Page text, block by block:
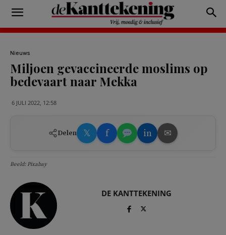
Nieuws
Miljoen gevaccineerde moslims op
bedevaart naar Mekka
6 JULI 2022, 12:58
Delen 𝕏 f in ✉
Beeld: Pixabay
DE KANTTEKENING